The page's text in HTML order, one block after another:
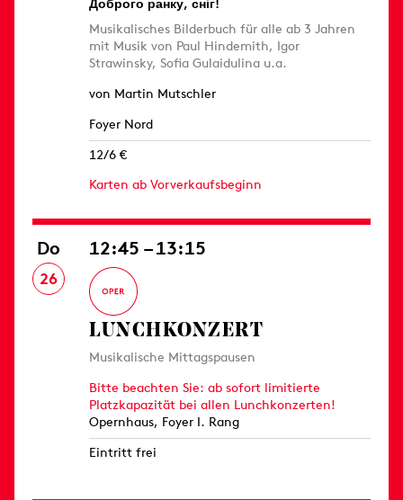
Доброго ранку, сніг!
Musikalisches Bilderbuch für alle ab 3 Jahren
mit Musik von Paul Hindemith, Igor
Strawinsky, Sofia Gulaidulina u.a.
von Martin Mutschler
Foyer Nord
12/6 €
Karten ab Vorverkaufsbeginn
Do
26
12:45 – 13:15
LUNCHKONZERT
Musikalische Mittagspausen
Bitte beachten Sie: ab sofort limitierte
Platzkapazität bei allen Lunchkonzerten!
Opernhaus, Foyer I. Rang
Eintritt frei